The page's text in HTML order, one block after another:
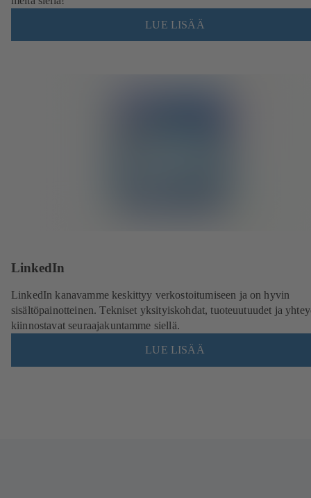
LUE LISÄÄ
LinkedIn
LinkedIn kanavamme keskittyy verkostoitumiseen ja on hyvin
sisältöpainotteinen. Tekniset yksityiskohdat, tuoteuutuudet ja
kiinnostavat seuraajakuntamme siellä.
LUE LISÄÄ